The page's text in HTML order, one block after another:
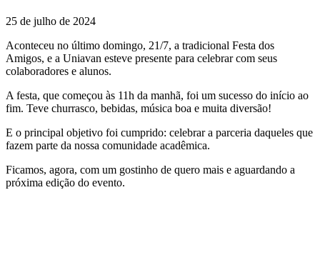
25 de julho de 2024
Aconteceu no último domingo, 21/7, a tradicional Festa dos
Amigos, e a Uniavan esteve presente para celebrar com seus
colaboradores e alunos.
A festa, que começou às 11h da manhã, foi um sucesso do início ao
fim. Teve churrasco, bebidas, música boa e muita diversão!
E o principal objetivo foi cumprido: celebrar a parceria daqueles que
fazem parte da nossa comunidade acadêmica.
Ficamos, agora, com um gostinho de quero mais e aguardando a
próxima edição do evento.